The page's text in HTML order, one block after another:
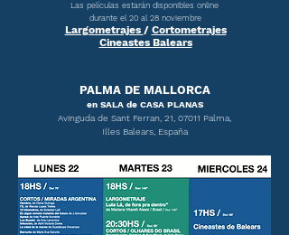
Las películas estarán disponibles online
durante el 20 al 28 noviembre
Largometrajes / Cortometrajes
Cineastes Balears
PALMA DE MALLORCA
en SALA de CASA PLANAS
Avinguda de Sant Ferran, 21, 07011 Palma,
Illes Balears, España